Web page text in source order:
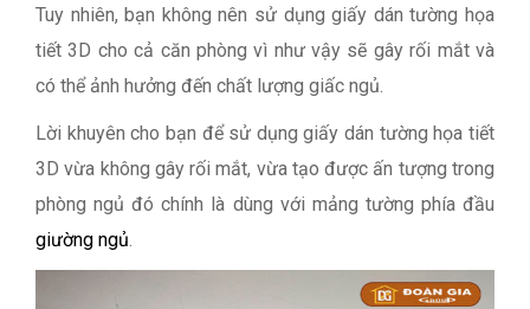
Tuy nhiên, bạn không nên sử dụng giấy dán tường họa
tiết 3D cho cả căn phòng vì như vậy sẽ gây rối mắt và
có thể ảnh hưởng đến chất lượng giấc ngủ.
Lời khuyên cho bạn để sử dụng giấy dán tường họa tiết
3D vừa không gây rối mắt, vừa tạo được ấn tượng trong
phòng ngủ đó chính là dùng với mảng tường phía đầu
giường ngủ.